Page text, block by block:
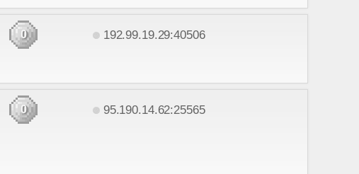
0 192.99.19.29:40506
0 95.190.14.62:25565